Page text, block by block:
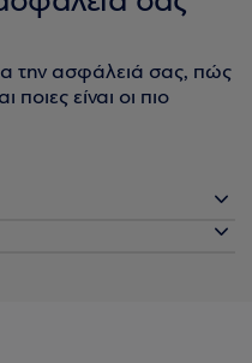
την ασφάλειά σας, πώς
ποιες είναι οι πιο